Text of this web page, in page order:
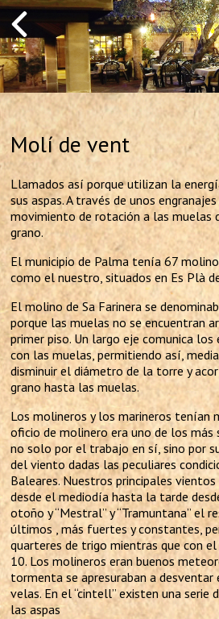
Molí de vent
Llamados así porque utilizan la
sus aspas. A través de unos
movimiento de rotación a las muelas
grano.
El municipio de Palma tenía 67
como el nuestro, situados en Es Plà
El molino de Sa Farinera se
porque las muelas no se encuentran
primer piso. Un largo eje comunica los
con las muelas, permitiendo así,
disminuir el diámetro de la torre y
grano hasta las muelas.
Los molineros y los marineros tenían
oficio de molinero era uno de los más
no solo por el trabajo en sí, sino por
del viento dadas las peculiares
Baleares. Nuestros principales vientos
desde el mediodía hasta la tarde
otoño y “Mestral” y “Tramuntana” el
últimos , más fuertes y constantes,
quarteres de trigo mientras que con el
10. Los molineros eran buenos
tormenta se apresuraban a
velas. En el “cintell” existen una serie
las aspas